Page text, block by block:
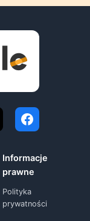
Informacje
prawne
Polityka
prywatności